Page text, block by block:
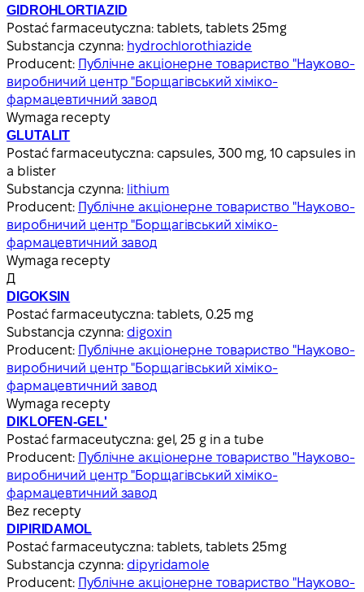
GIDROHLORTIAZID
Postać farmaceutyczna: tablets, tablets 25mg
Substancja czynna: hydrochlorothiazide
Producent: Публічне акціонерне товариство "Науково-
виробничий центр "Борщагівський хіміко-
фармацевтичний завод
Wymaga recepty
GLUTALIT
Postać farmaceutyczna: capsules, 300 mg, 10 capsules in
a blister
Substancja czynna: lithium
Producent: Публічне акціонерне товариство "Науково-
виробничий центр "Борщагівський хіміко-
фармацевтичний завод
Wymaga recepty
Д
DIGOKSIN
Postać farmaceutyczna: tablets, 0.25 mg
Substancja czynna: digoxin
Producent: Публічне акціонерне товариство "Науково-
виробничий центр "Борщагівський хіміко-
фармацевтичний завод
Wymaga recepty
DIKLOFEN-GEL'
Postać farmaceutyczna: gel, 25 g in a tube
Producent: Публічне акціонерне товариство "Науково-
виробничий центр "Борщагівський хіміко-
фармацевтичний завод
Bez recepty
DIPIRIDAMOL
Postać farmaceutyczna: tablets, tablets 25mg
Substancja czynna: dipyridamole
Producent: Публічне акціонерне товариство "Науково-